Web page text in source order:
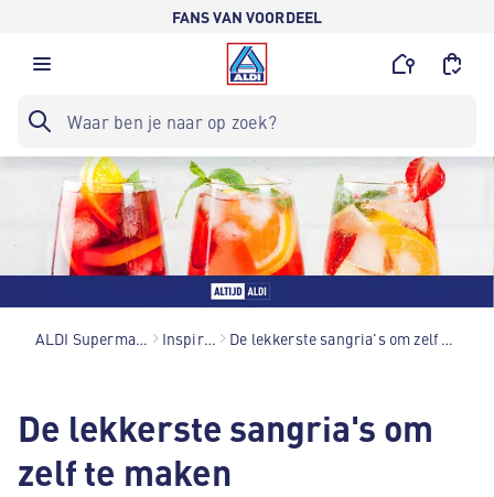
FANS VAN VOORDEEL
ALDI Supermarkten Inspiratie De lekkerste sangria's om zelf te maken
De lekkerste sangria's om
zelf te maken